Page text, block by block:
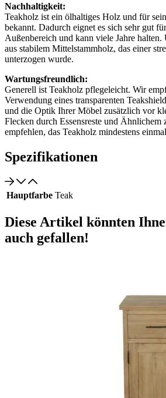
Nachhaltigkeit:
Teakholz ist ein ölhaltiges Holz und für
bekannt. Dadurch eignet es sich sehr gut
Außenbereich und kann viele Jahre halten.
aus stabilem Mittelstammholz, das einer
unterzogen wurde.
Wartungsfreundlich:
Generell ist Teakholz pflegeleicht. Wir
Verwendung eines transparenten
und die Optik Ihrer Möbel zusätzlich vor
Flecken durch Essensreste und Ähnlichem
empfehlen, das Teakholz mindestens
Spezifikationen
Hauptfarbe Teak
Diese Artikel könnten
auch gefallen!